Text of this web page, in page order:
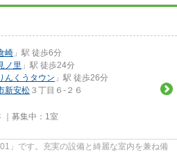
崎 」駅 徒歩6分
ノ里 」駅 徒歩24分
んくうタウン 」駅 徒歩26分
新安松 ３丁目６-２６
募集中： 1室
」です。充実の設備と綺麗な室内を兼ね備